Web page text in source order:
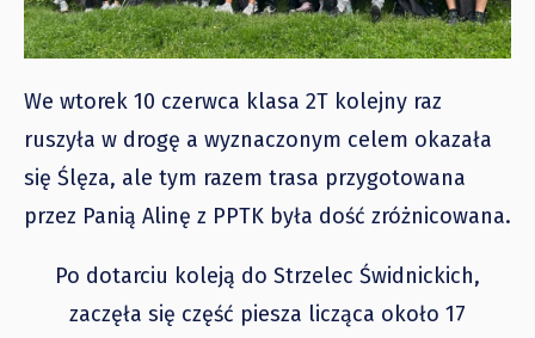
We wtorek 10 czerwca klasa 2T kolejny raz
ruszyła w drogę a wyznaczonym celem okazała
się Ślęza, ale tym razem trasa przygotowana
przez Panią Alinę z PPTK była dość zróżnicowana.
Po dotarciu koleją do Strzelec Świdnickich,
zaczęła się część piesza licząca około 17